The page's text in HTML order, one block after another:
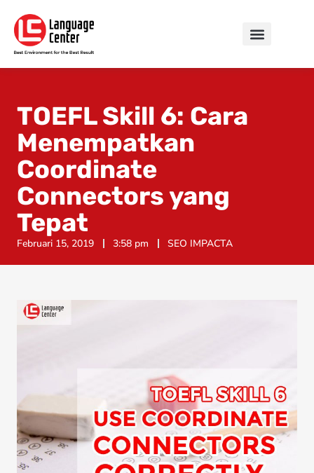
TOEFL Skill 6: Cara
Menempatkan
Coordinate
Connectors yang
Tepat
Februari 15, 2019 3:58 pm SEO IMPACTA